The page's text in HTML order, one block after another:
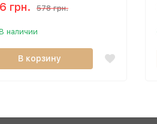
грн. 578 грн.
наличии
В корзину